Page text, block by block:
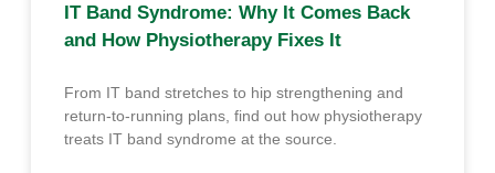
IT Band Syndrome: Why It Comes Back
and How Physiotherapy Fixes It
From IT band stretches to hip strengthening and
return-to-running plans, find out how physiotherapy
treats IT band syndrome at the source.